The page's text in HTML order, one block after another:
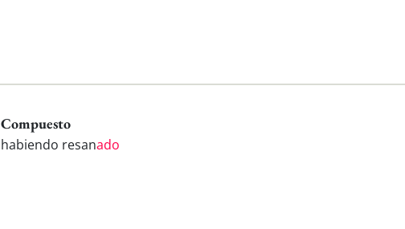
Compuesto
habiendo resanado